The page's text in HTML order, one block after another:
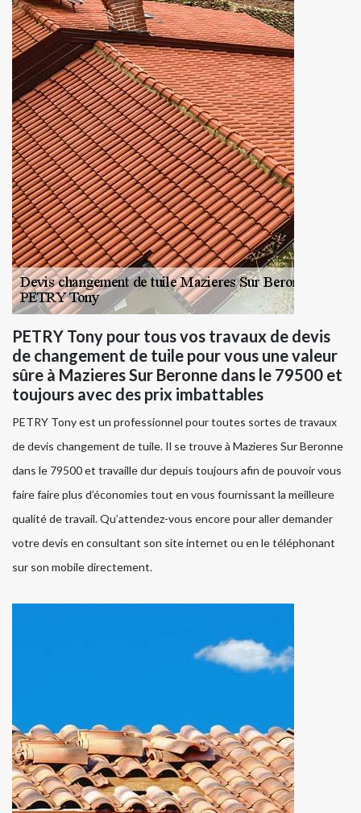
PETRY Tony pour tous vos travaux de devis
de changement de tuile pour vous une valeur
sûre à Mazieres Sur Beronne dans le 79500 et
toujours avec des prix imbattables
PETRY Tony est un professionnel pour toutes sortes de travaux
de devis changement de tuile. Il se trouve à Mazieres Sur Beronne
dans le 79500 et travaille dur depuis toujours afin de pouvoir vous
faire faire plus d’économies tout en vous fournissant la meilleure
qualité de travail. Qu’attendez-vous encore pour aller demander
votre devis en consultant son site internet ou en le téléphonant
sur son mobile directement.